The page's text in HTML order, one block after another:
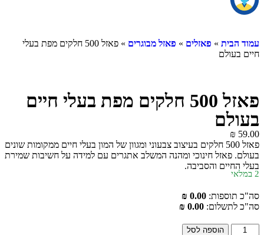
עמוד הבית » פאזלים » פאזל מבוגרים
» פאזל 500 חלקים מפת בעלי
חיים בעולם
פאזל 500 חלקים מפת בעלי חיים
בעולם
₪ 59.00
פאזל 500 חלקים בעיצוב צבעוני ומגוון של המון בעלי חיים ממקומות שונים
בעולם. פאזל חינוכי ומהנה המשלב אתגרים עם למידה על חשיבות שמירת
בעלי החיים והסביבה.
2 במלאי
סה"כ תוספות: 0.00 ₪
סה"כ לתשלום: 0.00 ₪
הוספה לסל